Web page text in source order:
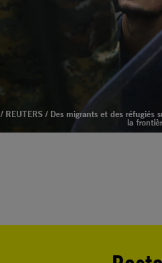
REUTERS / Des migrants et des
la